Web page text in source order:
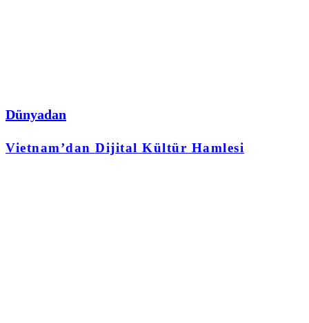
Dünyadan
Vietnam’dan Dijital Kültür Hamlesi